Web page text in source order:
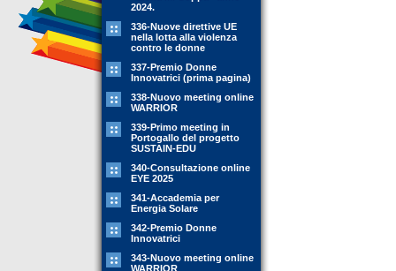
2024.
336-Nuove direttive UE
nella lotta alla violenza
contro le donne
337-Premio Donne
Innovatrici (prima pagina)
338-Nuovo meeting online
WARRIOR
339-Primo meeting in
Portogallo del progetto
SUSTAIN-EDU
340-Consultazione online
EYE 2025
341-Accademia per
Energia Solare
342-Premio Donne
Innovatrici
343-Nuovo meeting online
WARRIOR